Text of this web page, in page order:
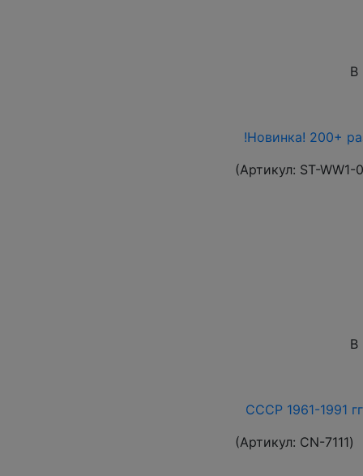
В
!Новинка! 200+
(Артикул: ST-
В
СССР 1961-1991
(Артикул: СN-7111)